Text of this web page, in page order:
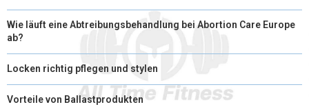
Wie läuft eine Abtreibungsbehandlung bei Abortion Care Europe
ab?
Locken richtig pflegen und stylen
Vorteile von Ballastprodukten